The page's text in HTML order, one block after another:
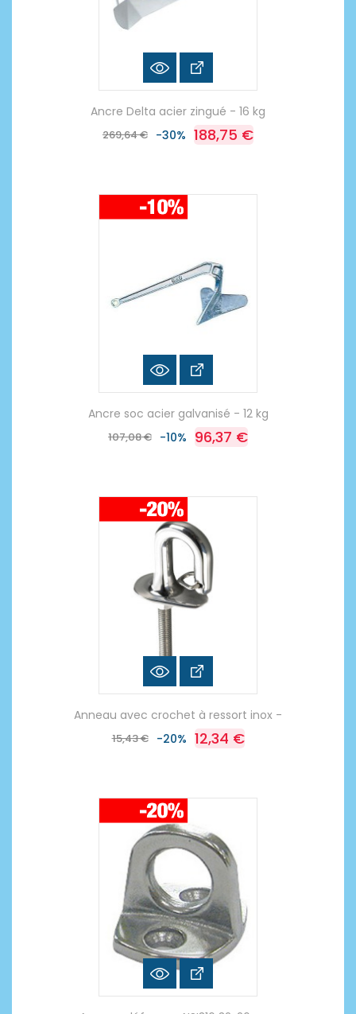
Ancre Delta acier zingué - 16 kg
269,64 € -30% 188,75 €
Ancre soc acier galvanisé - 12 kg
107,08 € -10% 96,37 €
Anneau avec crochet à ressort inox -
15,43 € -20% 12,34 €